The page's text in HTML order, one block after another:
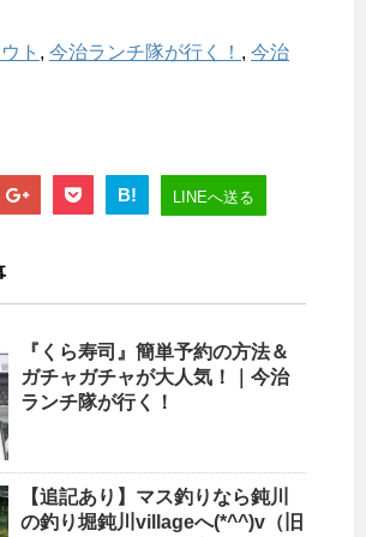
ト , 今治ランチ隊が行く！ , 今治
B! LINEへ送る
『くら寿司』簡単予約の方法＆
ガチャガチャが大人気！｜今治
ランチ隊が行く！
【追記あり】マス釣りなら鈍川
の釣り堀鈍川villageへ(*^^)v（旧